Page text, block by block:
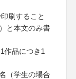
刷すること
と本文のみ書
作品につき1
（学生の場合